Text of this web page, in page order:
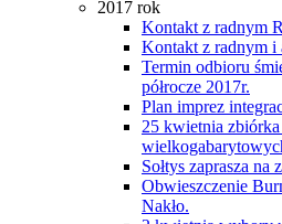
2017 rok
Kontakt z radnym
Kontakt z radnym i
Termin odbioru
półrocze 2017r.
Plan imprez
25 kwietnia
Sołtys zaprasza na
Obwieszczenie
Nakło.